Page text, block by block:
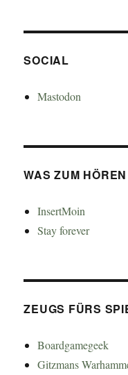
SOCIAL
Mastodon
WAS ZUM HÖREN
InsertMoin
Stay forever
ZEUGS FÜRS
Boardgamegeek
Gitzmans